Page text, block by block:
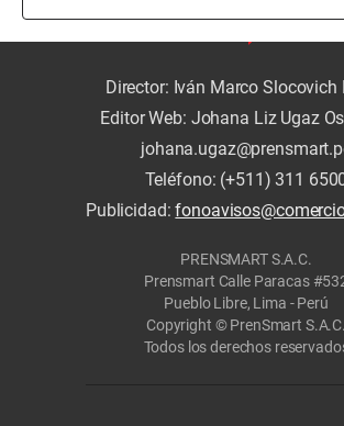
Director: Iván Marco Slocovich
Editor Web: Johana Liz Ugaz
Teléfono: (+511) 311
Publicidad:
PRENSMART S.A.C.
Prensmart Calle Paracas
Pueblo Libre, Lima - Perú
Copyright © PrenSmart S.A.C.
Todos los derechos